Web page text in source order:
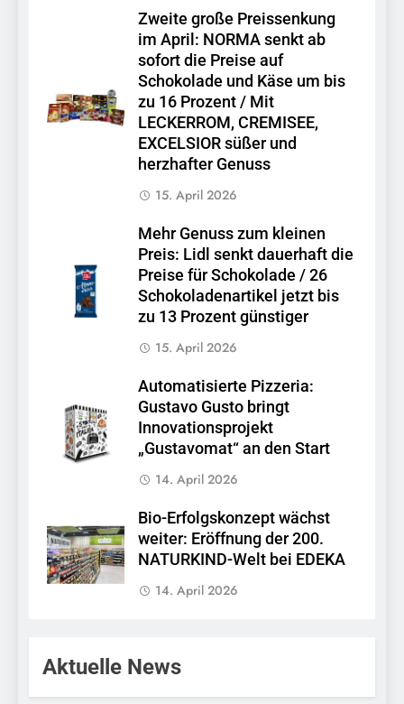
Zweite große Preissenkung
im April: NORMA senkt ab
sofort die Preise auf
Schokolade und Käse um bis
zu 16 Prozent / Mit
LECKERROM, CREMISEE,
EXCELSIOR süßer und
herzhafter Genuss
15. April 2026
Mehr Genuss zum kleinen
Preis: Lidl senkt dauerhaft die
Preise für Schokolade / 26
Schokoladenartikel jetzt bis
zu 13 Prozent günstiger
15. April 2026
Automatisierte Pizzeria:
Gustavo Gusto bringt
Innovationsprojekt
„Gustavomat“ an den Start
14. April 2026
Bio-Erfolgskonzept wächst
weiter: Eröffnung der 200.
NATURKIND-Welt bei EDEKA
14. April 2026
Aktuelle News